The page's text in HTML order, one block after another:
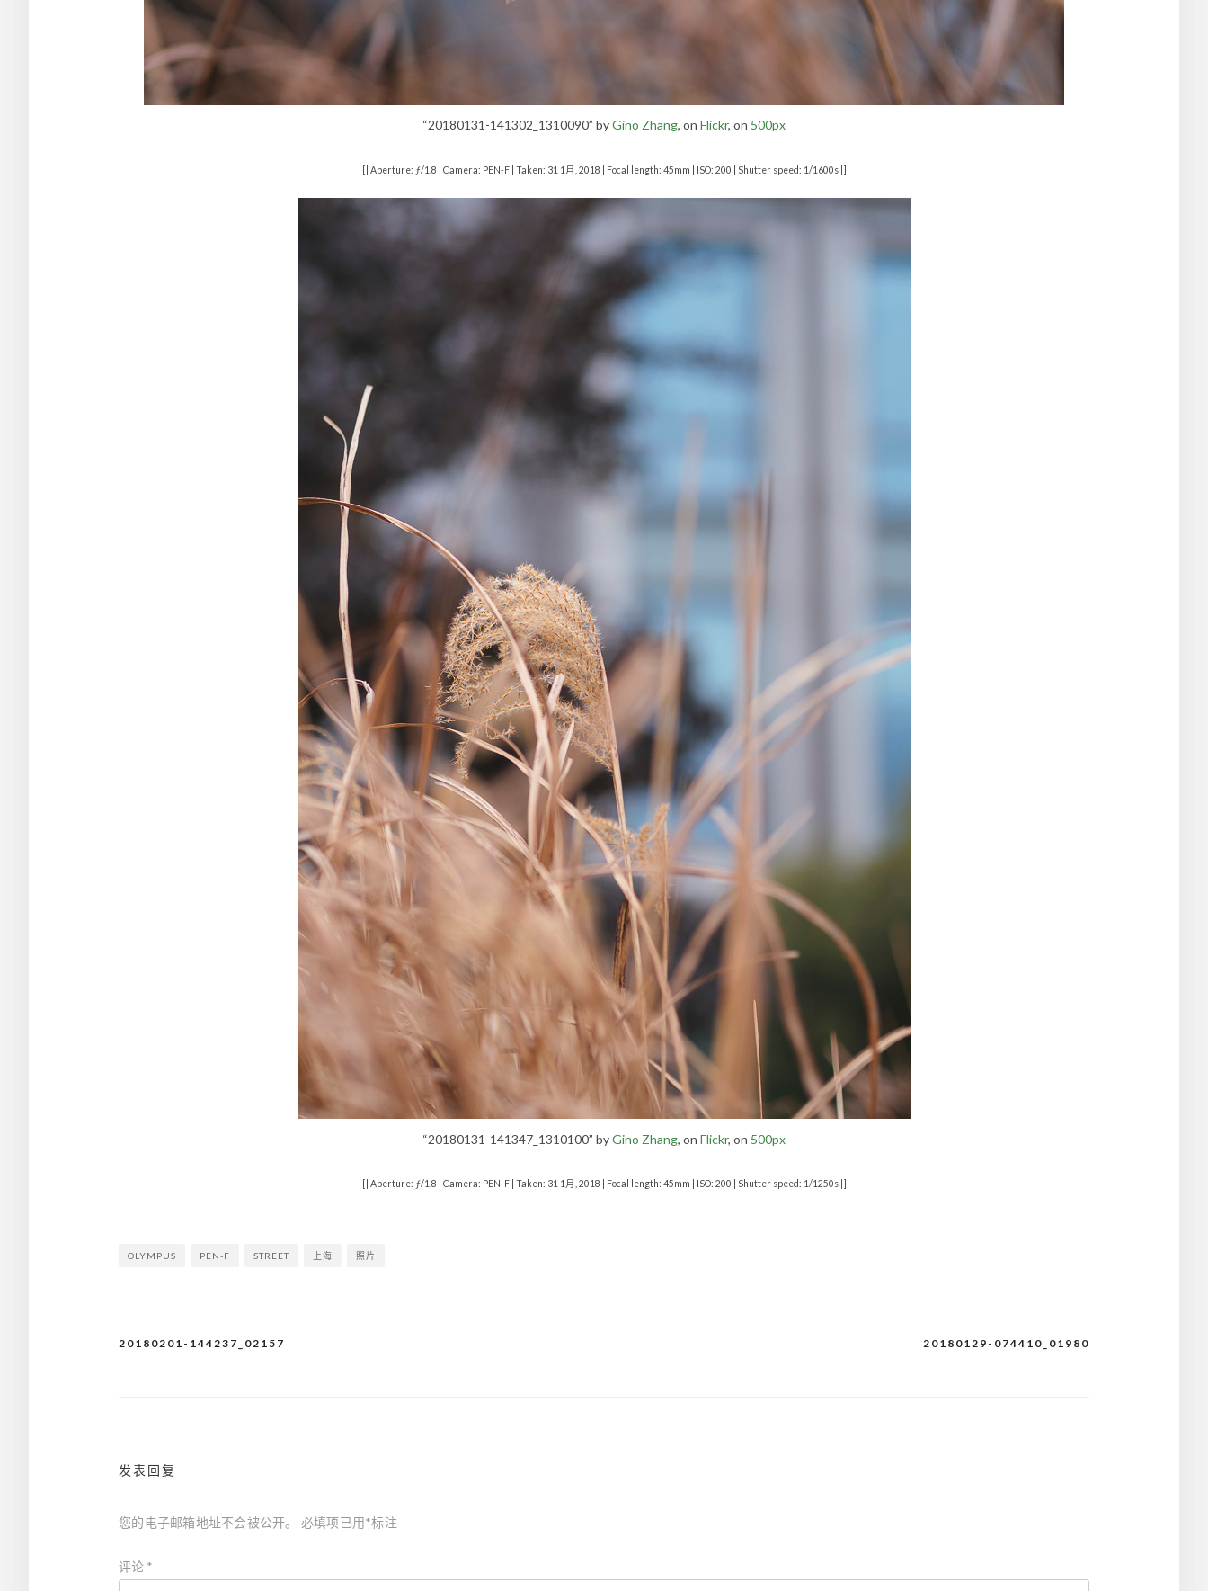
“20180131-141302_1310090” byGino Zhang, on Flickr, on 500px
[| Aperture: ƒ/1.8 | Camera: PEN-F | Taken: 31 1月, 2018 | Focal length: 45mm | ISO: 200 | Shutter speed: 1/1600s |]
“20180131-141347_1310100” byGino Zhang, on Flickr, on 500px
[| Aperture: ƒ/1.8 | Camera: PEN-F | Taken: 31 1月, 2018 | Focal length: 45mm | ISO: 200 | Shutter speed: 1/1250s |]
OLYMPUS PEN-F STREET 上海 照片
文
20180129-074410_01980
20180201-144237_02157
发表回复
您的电子邮箱地址不会被公开。 必填项已用*标注
评论 *